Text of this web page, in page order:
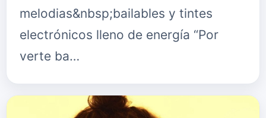
melodias&nbsp;bailables y tintes
electrónicos lleno de energía “Por
verte ba…